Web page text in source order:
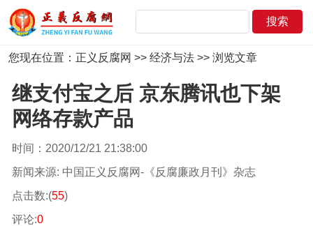
您现在位置： 正义反腐网 >> 经济与法>> 浏览文章
继支付宝之后 京东腾讯也下架
网络存款产品
时间：2020/12/21 21:38:00
新闻来源: 中国正义反腐网-《反腐廉政月刊》杂志
点击数:(55)
评论:0